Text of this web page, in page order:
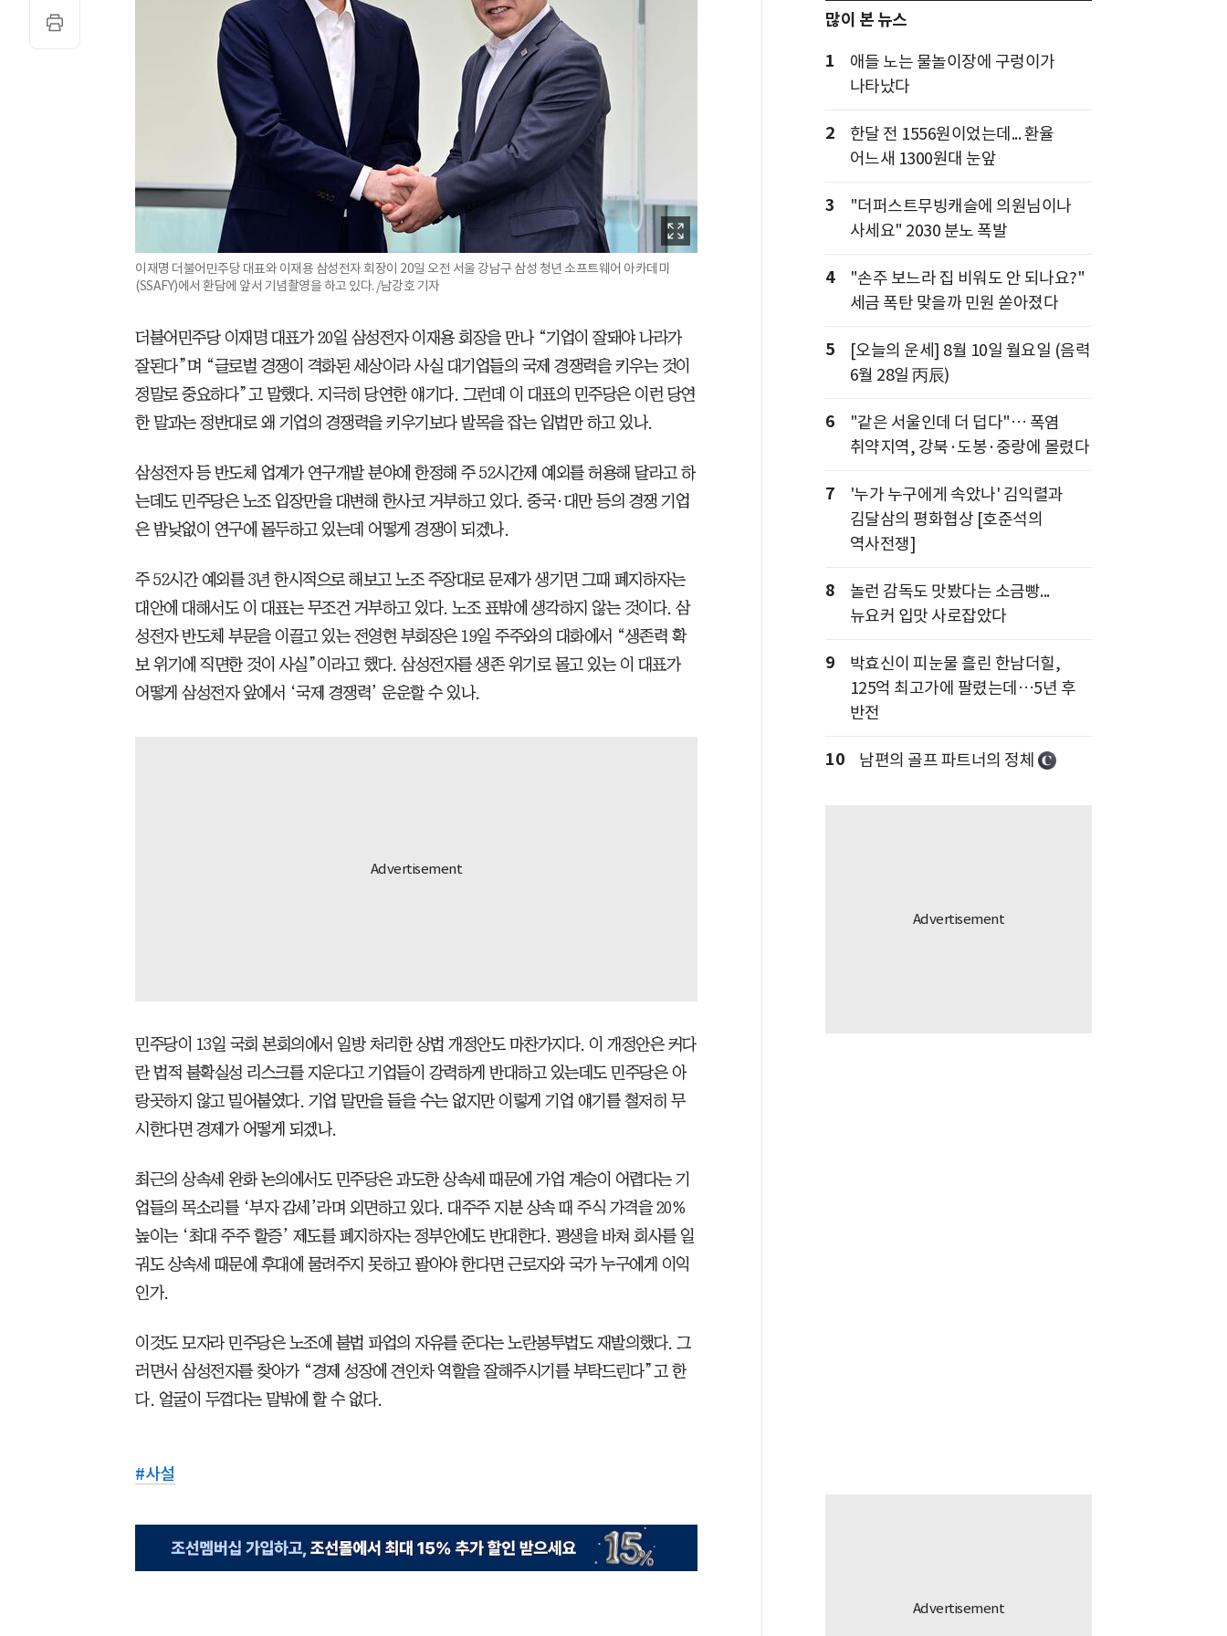
이재명 더불어민주당 대표와 이재용 삼성전자 회장이 20일 오전 서울 강남구 삼성 청년 소프트웨어 아카데미
(SSAFY)에서 환담에 앞서 기념촬영을 하고 있다. /남강호 기자
더불어민주당 이재명 대표가 20일 삼성전자 이재용 회장을 만나 “기업이 잘돼야 나라가
잘된다”며 “글로벌 경쟁이 격화된 세상이라 사실 대기업들의 국제 경쟁력을 키우는 것이
정말로 중요하다”고 말했다. 지극히 당연한 얘기다. 그런데 이 대표의 민주당은 이런 당연
한 말과는 정반대로 왜 기업의 경쟁력을 키우기보다 발목을 잡는 입법만 하고 있나.
삼성전자 등 반도체 업계가 연구개발 분야에 한정해 주 52시간제 예외를 허용해 달라고 하
는데도 민주당은 노조 입장만을 대변해 한사코 거부하고 있다. 중국·대만 등의 경쟁 기업
은 밤낮없이 연구에 몰두하고 있는데 어떻게 경쟁이 되겠나.
주 52시간 예외를 3년 한시적으로 해보고 노조 주장대로 문제가 생기면 그때 폐지하자는
대안에 대해서도 이 대표는 무조건 거부하고 있다. 노조 표밖에 생각하지 않는 것이다. 삼
성전자 반도체 부문을 이끌고 있는 전영현 부회장은 19일 주주와의 대화에서 “생존력 확
보 위기에 직면한 것이 사실”이라고 했다. 삼성전자를 생존 위기로 몰고 있는 이 대표가
어떻게 삼성전자 앞에서 ‘국제 경쟁력’ 운운할 수 있나.
민주당이 13일 국회 본회의에서 일방 처리한 상법 개정안도 마찬가지다. 이 개정안은 커다
란 법적 불확실성 리스크를 지운다고 기업들이 강력하게 반대하고 있는데도 민주당은 아
랑곳하지 않고 밀어붙였다. 기업 말만을 들을 수는 없지만 이렇게 기업 얘기를 철저히 무
시한다면 경제가 어떻게 되겠나.
최근의 상속세 완화 논의에서도 민주당은 과도한 상속세 때문에 가업 계승이 어렵다는 기
업들의 목소리를 ‘부자 감세’라며 외면하고 있다. 대주주 지분 상속 때 주식 가격을 20%
높이는 ‘최대 주주 할증’ 제도를 폐지하자는 정부안에도 반대한다. 평생을 바쳐 회사를 일
궈도 상속세 때문에 후대에 물려주지 못하고 팔아야 한다면 근로자와 국가 누구에게 이익
인가.
이것도 모자라 민주당은 노조에 불법 파업의 자유를 준다는 노란봉투법도 재발의했다. 그
러면서 삼성전자를 찾아가 “경제 성장에 견인차 역할을 잘해주시기를 부탁드린다”고 한
다. 얼굴이 두껍다는 말밖에 할 수 없다.
#사설
많이 본 뉴스
1
애들 노는 물놀이장에 구렁이가
나타났다
2
한달 전 1556원이었는데... 환율
어느새 1300원대 눈앞
3
"더퍼스트무빙캐슬에 의원님이나
사세요" 2030 분노 폭발
4
"손주 보느라 집 비워도 안 되나요?"
세금 폭탄 맞을까 민원 쏟아졌다
5
[오늘의 운세] 8월 10일 월요일 (음력
6월 28일 丙辰)
6
"같은 서울인데 더 덥다"… 폭염
취약지역, 강북·도봉·중랑에 몰렸다
7
'누가 누구에게 속았나' 김익렬과
김달삼의 평화협상 [호준석의
역사전쟁]
8
놀런 감독도 맛봤다는 소금빵...
뉴요커 입맛 사로잡았다
9
박효신이 피눈물 흘린 한남더힐,
125억 최고가에 팔렸는데…5년 후
반전
10 남편의 골프 파트너의 정체